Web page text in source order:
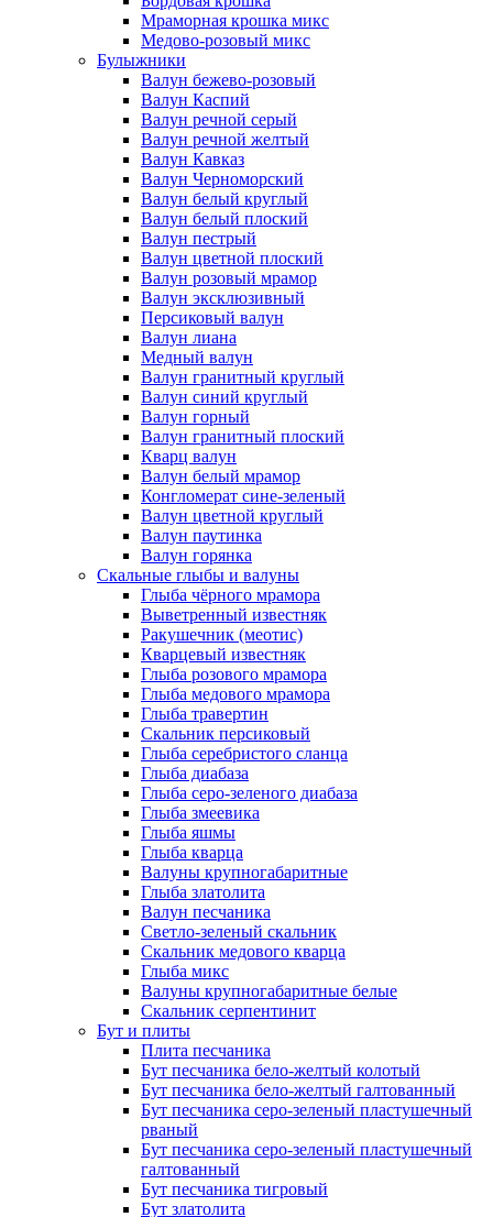
Мраморная крошка микс
Медово-розовый микс
Булыжники
Валун бежево-розовый
Валун Каспий
Валун речной серый
Валун речной желтый
Валун Кавказ
Валун Черноморский
Валун белый круглый
Валун белый плоский
Валун пестрый
Валун цветной плоский
Валун розовый мрамор
Валун эксклюзивный
Персиковый валун
Валун лиана
Медный валун
Валун гранитный круглый
Валун синий круглый
Валун горный
Валун гранитный плоский
Кварц валун
Валун белый мрамор
Конгломерат сине-зеленый
Валун цветной круглый
Валун паутинка
Валун горянка
Скальные глыбы и валуны
Глыба чёрного мрамора
Выветренный известняк
Ракушечник (меотис)
Кварцевый известняк
Глыба розового мрамора
Глыба медового мрамора
Глыба травертин
Скальник персиковый
Глыба серебристого сланца
Глыба диабаза
Глыба серо-зеленого диабаза
Глыба змеевика
Глыба яшмы
Глыба кварца
Валуны крупногабаритные
Глыба златолита
Валун песчаника
Светло-зеленый скальник
Скальник медового кварца
Глыба микс
Валуны крупногабаритные белые
Скальник серпентинит
Бут и плиты
Плита песчаника
Бут песчаника бело-желтый колотый
Бут песчаника бело-желтый галтованный
Бут песчаника серо-зеленый пластушечный
рваный
Бут песчаника серо-зеленый пластушечный
галтованный
Бут песчаника тигровый
Бут златолита